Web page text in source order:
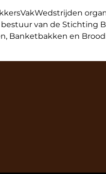
van de Stichting
Banketbakken en